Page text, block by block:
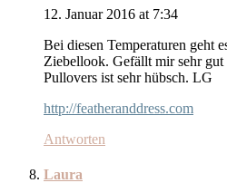
12. Januar 2016 at 7:34
Bei diesen Temperaturen geht
Ziebellook. Gefällt mir sehr
Pullovers ist sehr hübsch. LG
http://featheranddress.com
Antworten
Laura